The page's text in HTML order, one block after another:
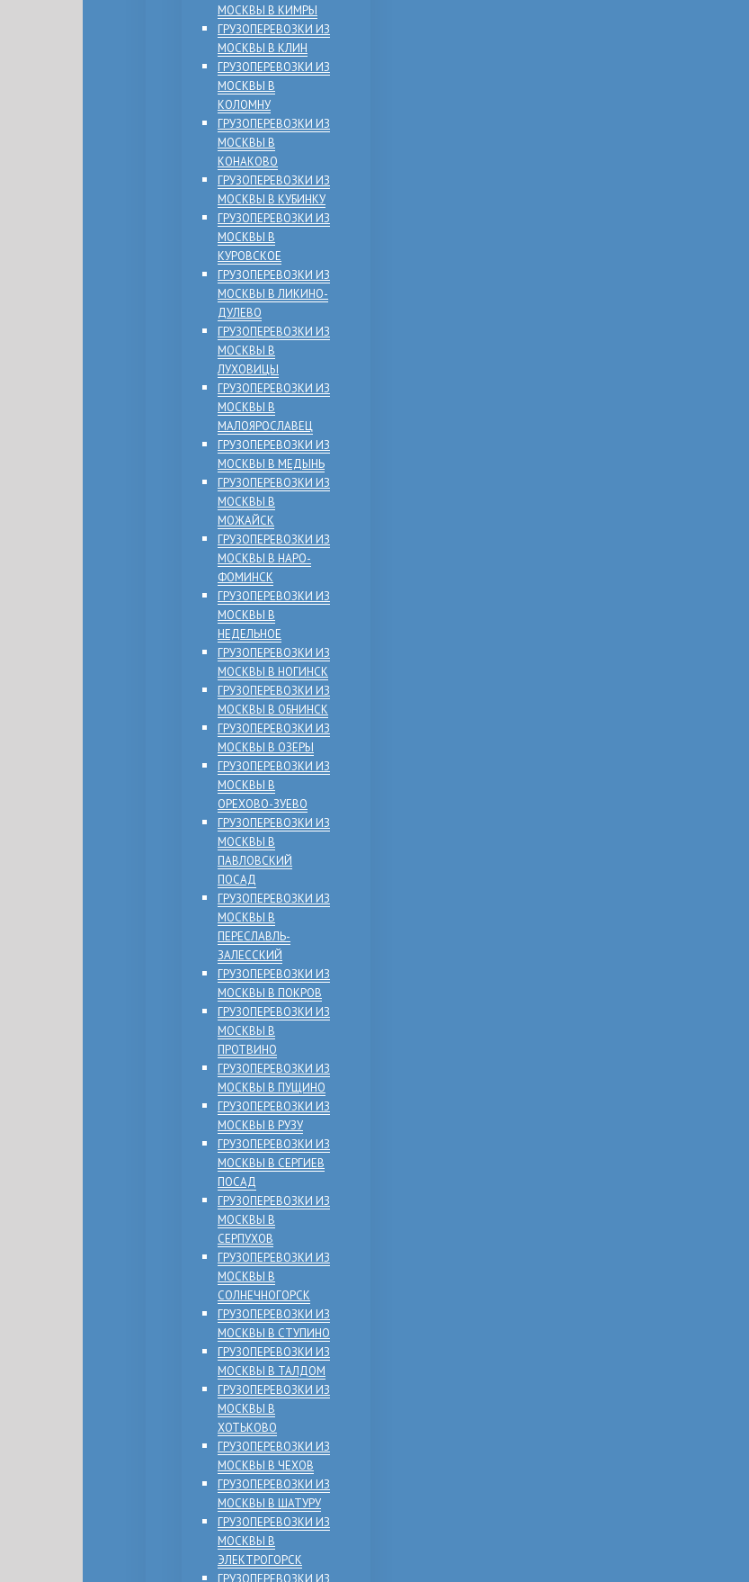
МОСКВЫ В КИМРЫ
ГРУЗОПЕРЕВОЗКИ ИЗ
МОСКВЫ В КЛИН
ГРУЗОПЕРЕВОЗКИ ИЗ
МОСКВЫ В
КОЛОМНУ
ГРУЗОПЕРЕВОЗКИ ИЗ
МОСКВЫ В
КОНАКОВО
ГРУЗОПЕРЕВОЗКИ ИЗ
МОСКВЫ В КУБИНКУ
ГРУЗОПЕРЕВОЗКИ ИЗ
МОСКВЫ В
КУРОВСКОЕ
ГРУЗОПЕРЕВОЗКИ ИЗ
МОСКВЫ В ЛИКИНО-
ДУЛЕВО
ГРУЗОПЕРЕВОЗКИ ИЗ
МОСКВЫ В
ЛУХОВИЦЫ
ГРУЗОПЕРЕВОЗКИ ИЗ
МОСКВЫ В
МАЛОЯРОСЛАВЕЦ
ГРУЗОПЕРЕВОЗКИ ИЗ
МОСКВЫ В МЕДЫНЬ
ГРУЗОПЕРЕВОЗКИ ИЗ
МОСКВЫ В
МОЖАЙСК
ГРУЗОПЕРЕВОЗКИ ИЗ
МОСКВЫ В НАРО-
ФОМИНСК
ГРУЗОПЕРЕВОЗКИ ИЗ
МОСКВЫ В
НЕДЕЛЬНОЕ
ГРУЗОПЕРЕВОЗКИ ИЗ
МОСКВЫ В НОГИНСК
ГРУЗОПЕРЕВОЗКИ ИЗ
МОСКВЫ В ОБНИНСК
ГРУЗОПЕРЕВОЗКИ ИЗ
МОСКВЫ В ОЗЕРЫ
ГРУЗОПЕРЕВОЗКИ ИЗ
МОСКВЫ В
ОРЕХОВО-ЗУЕВО
ГРУЗОПЕРЕВОЗКИ ИЗ
МОСКВЫ В
ПАВЛОВСКИЙ
ПОСАД
ГРУЗОПЕРЕВОЗКИ ИЗ
МОСКВЫ В
ПЕРЕСЛАВЛЬ-
ЗАЛЕССКИЙ
ГРУЗОПЕРЕВОЗКИ ИЗ
МОСКВЫ В ПОКРОВ
ГРУЗОПЕРЕВОЗКИ ИЗ
МОСКВЫ В
ПРОТВИНО
ГРУЗОПЕРЕВОЗКИ ИЗ
МОСКВЫ В ПУЩИНО
ГРУЗОПЕРЕВОЗКИ ИЗ
МОСКВЫ В РУЗУ
ГРУЗОПЕРЕВОЗКИ ИЗ
МОСКВЫ В СЕРГИЕВ
ПОСАД
ГРУЗОПЕРЕВОЗКИ ИЗ
МОСКВЫ В
СЕРПУХОВ
ГРУЗОПЕРЕВОЗКИ ИЗ
МОСКВЫ В
СОЛНЕЧНОГОРСК
ГРУЗОПЕРЕВОЗКИ ИЗ
МОСКВЫ В СТУПИНО
ГРУЗОПЕРЕВОЗКИ ИЗ
МОСКВЫ В ТАЛДОМ
ГРУЗОПЕРЕВОЗКИ ИЗ
МОСКВЫ В
ХОТЬКОВО
ГРУЗОПЕРЕВОЗКИ ИЗ
МОСКВЫ В ЧЕХОВ
ГРУЗОПЕРЕВОЗКИ ИЗ
МОСКВЫ В ШАТУРУ
ГРУЗОПЕРЕВОЗКИ ИЗ
МОСКВЫ В
ЭЛЕКТРОГОРСК
ГРУЗОПЕРЕВОЗКИ ИЗ